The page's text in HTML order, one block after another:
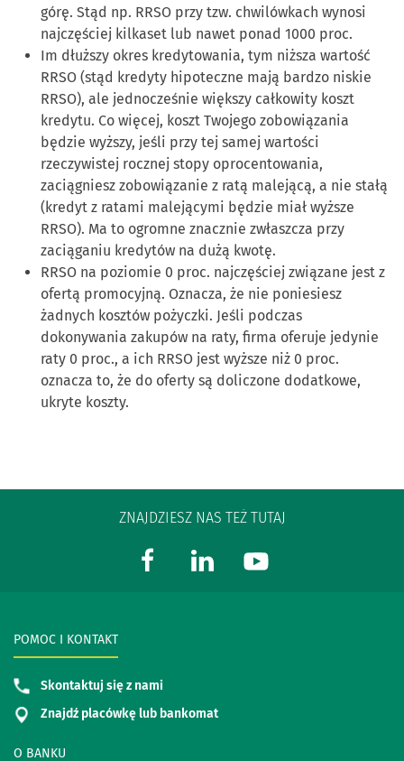
górę. Stąd np. RRSO przy tzw. chwilówkach wynosi
najczęściej kilkaset lub nawet ponad 1000 proc.
Im dłuższy okres kredytowania, tym niższa wartość
RRSO (stąd kredyty hipoteczne mają bardzo niskie
RRSO), ale jednocześnie większy całkowity koszt
kredytu. Co więcej, koszt Twojego zobowiązania
będzie wyższy, jeśli przy tej samej wartości
rzeczywistej rocznej stopy oprocentowania,
zaciągniesz zobowiązanie z ratą malejącą, a nie stałą
(kredyt z ratami malejącymi będzie miał wyższe
RRSO). Ma to ogromne znacznie zwłaszcza przy
zaciąganiu kredytów na dużą kwotę.
RRSO na poziomie 0 proc. najczęściej związane jest z
ofertą promocyjną. Oznacza, że nie poniesiesz
żadnych kosztów pożyczki. Jeśli podczas
dokonywania zakupów na raty, firma oferuje jedynie
raty 0 proc., a ich RRSO jest wyższe niż 0 proc.
oznacza to, że do oferty są doliczone dodatkowe,
ukryte koszty.
ZNAJDZIESZ NAS TEŻ TUTAJ
O BANKU
POMOC I KONTAKT
Skontaktuj się z nami
Znajdź placówkę lub bankomat